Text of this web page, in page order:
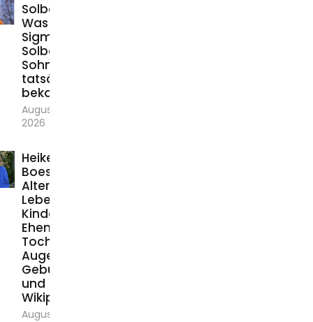
Solbach:
Was über
Sigmar
Solbachs
Sohn
tatsächlich
bekannt ist
August 3,
2026
Heike
Boese:
Alter,
Lebenslauf,
Kinder,
Ehemann,
Tochter,
Augen,
Geburtsort
und
Wikipedia
August 1, 2026